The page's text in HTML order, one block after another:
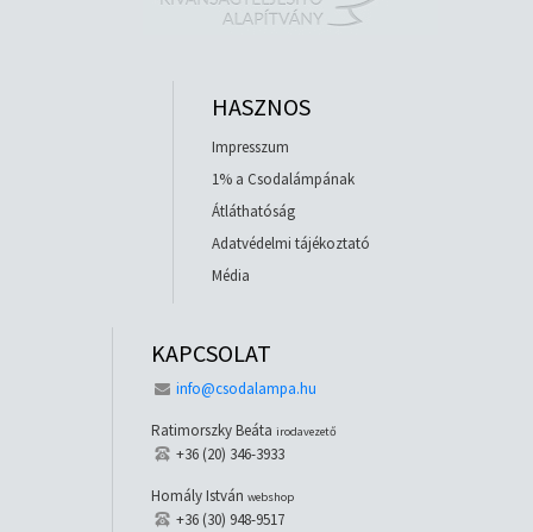
HASZNOS
Impresszum
1% a Csodalámpának
Átláthatóság
Adatvédelmi tájékoztató
Média
KAPCSOLAT
info@csodalampa.hu
Ratimorszky Beáta irodavezető
+36 (20) 346-3933
Homály István webshop
+36 (30) 948-9517